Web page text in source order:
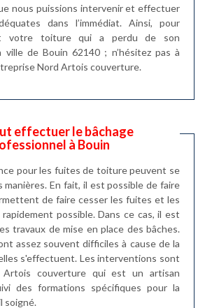
nous puissions intervenir et effectuer
dans l’immédiat. Ainsi, pour
votre toiture qui a perdu de son
ville de Bouin 62140 ; n’hésitez pas à
Nord Artois couverture.
effectuer le bâchage
à Bouin
pour les fuites de toiture peuvent se
En fait, il est possible de faire
de faire cesser les fuites et les
possible. Dans ce cas, il est
travaux de mise en place des bâches.
assez souvent difficiles à cause de la
s'effectuent. Les interventions sont
couverture qui est un artisan
des formations spécifiques pour la
soigné.